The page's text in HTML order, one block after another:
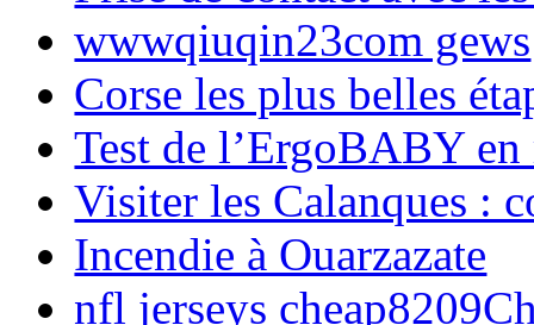
wwwqiuqin23com gews
Corse les plus belles
Test de l’ErgoBABY en
Visiter les Calanques :
Incendie à Ouarzazate
nfl jerseys